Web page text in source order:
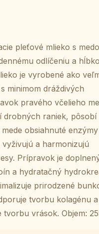
pleťové mlieko s
odlíčeniu a
je vyrobené ako
minimom dráždivých
pravého včelieho
drobných raniek, pôsobí
obsiahnuté
a harmonizujú
Prípravok je
a hydratačný
prirodzené
tvorbu kolagénu a
tvorbu vrások. Objem: